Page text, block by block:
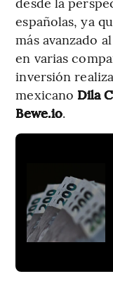
españolas, ya
más avanzado
en varias
inversión
mexicano Dila
Bewe.io.